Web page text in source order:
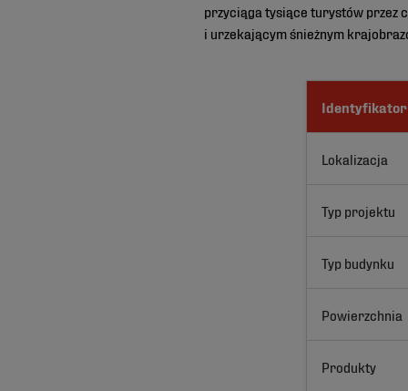
przyciąga tysiące turystów przez
i urzekającym śnieżnym
Lokalizacja
Typ projektu
Typ budynku
Powierzchnia
Produkty